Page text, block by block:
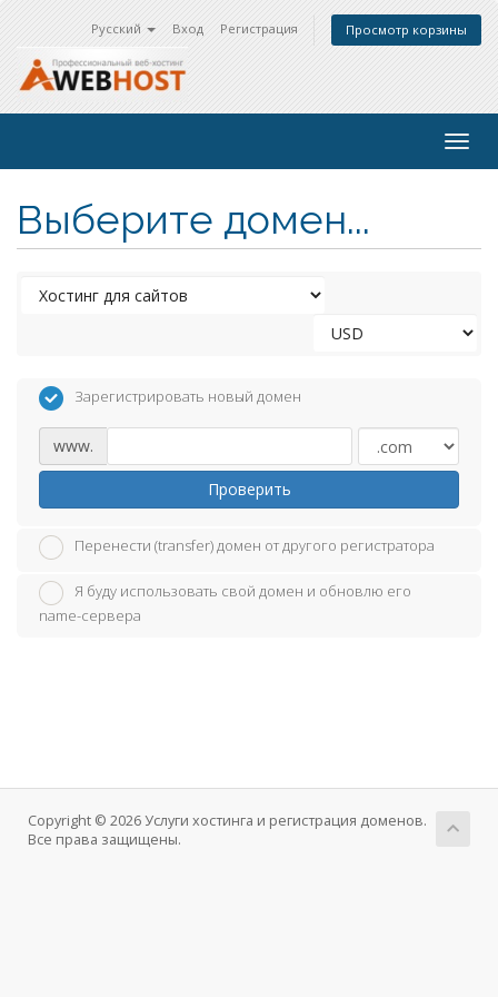
Русский Вход Регистрация Просмотр корзины
Выберите домен...
Зарегистрировать новый домен
www.
Проверить
Перенести (transfer) домен от другого регистратора
Я буду использовать свой домен и обновлю его
name-сервера
Copyright © 2026 Услуги хостинга и регистрация доменов.
Все права защищены.